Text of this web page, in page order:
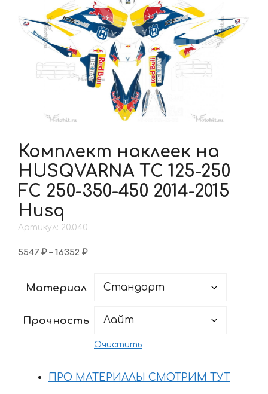
Комплект наклеек на
HUSQVARNA TC 125-250
FC 250-350-450 2014-2015
Husq
Артикул: 20.040
5547 ₽ – 16352 ₽Диапазон
Материал
Прочность
Очистить
ПРО МАТЕРИАЛЫ СМОТРИМ ТУТ